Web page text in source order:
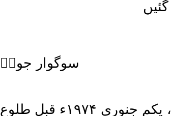
سوگوار جوشؔ
۱۹۷۴ء قبلِ طلوع